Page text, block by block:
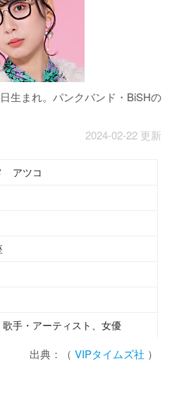
生まれ。パンクバンド・BiSHの
2024-02-22 更新
アツコ
歌手・アーティスト、女優
出典：（ VIPタイムズ社 ）